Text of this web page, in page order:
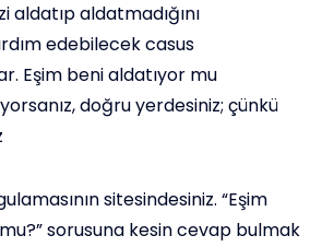
aldatıp aldatmadığını
edebilecek casus
Eşim beni aldatıyor mu
doğru yerdesiniz; çünkü
sitesindesiniz. “Eşim
sorusuna kesin cevap bulmak